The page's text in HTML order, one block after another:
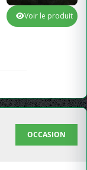
Voir le produit
OCCASION